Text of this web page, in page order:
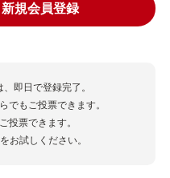
規会員登録
即日で登録完了。
でもご投票できます。
投票できます。
お試しください。